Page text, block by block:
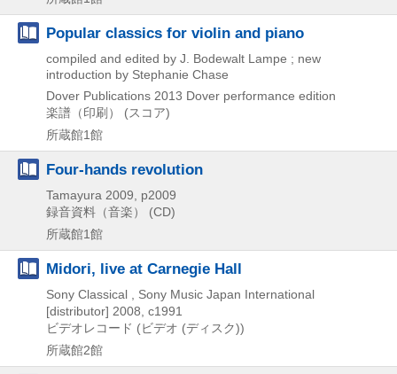
Popular classics for violin and piano
compiled and edited by J. Bodewalt Lampe ; new
introduction by Stephanie Chase
Dover Publications 2013 Dover performance edition
楽譜（印刷） (スコア)
所蔵館1館
Four-hands revolution
Tamayura 2009, p2009
録音資料（音楽） (CD)
所蔵館1館
Midori, live at Carnegie Hall
Sony Classical , Sony Music Japan International
[distributor] 2008, c1991
ビデオレコード (ビデオ (ディスク))
所蔵館2館